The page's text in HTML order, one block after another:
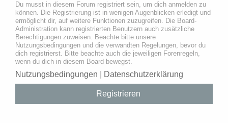
Du musst in diesem Forum registriert sein, um dich anmelden zu
können. Die Registrierung ist in wenigen Augenblicken erledigt und
ermöglicht dir, auf weitere Funktionen zuzugreifen. Die Board-
Administration kann registrierten Benutzern auch zusätzliche
Berechtigungen zuweisen. Beachte bitte unsere
Nutzungsbedingungen und die verwandten Regelungen, bevor du
dich registrierst. Bitte beachte auch die jeweiligen Forenregeln,
wenn du dich in diesem Board bewegst.
Nutzungsbedingungen Datenschutzerklärung
Registrieren